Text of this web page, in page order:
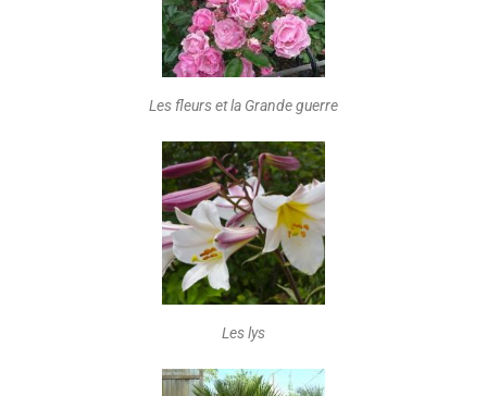
Les fleurs et la Grande guerre
Les lys